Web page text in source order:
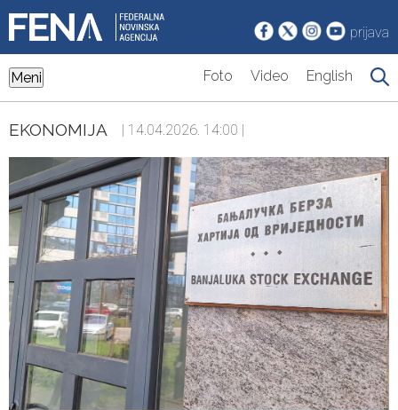
prijava
Meni Foto Video English
EKONOMIJA | 14.04.2026. 14:00 |